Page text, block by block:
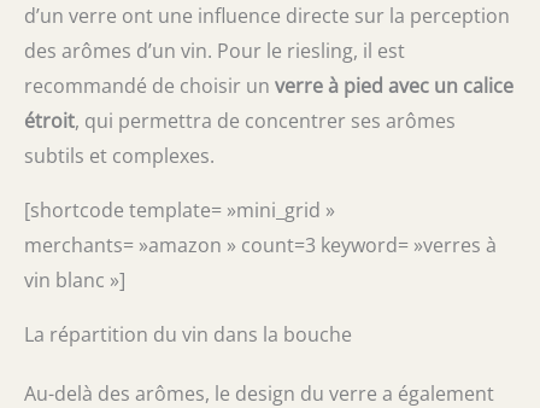
d’un verre ont une influence directe sur la perception
des arômes d’un vin. Pour le riesling, il est
recommandé de choisir un verre à pied avec un calice
étroit, qui permettra de concentrer ses arômes
subtils et complexes.
[shortcode template= »mini_grid »
merchants= »amazon » count=3 keyword= »verres à
vin blanc »]
La répartition du vin dans la bouche
Au-delà des arômes, le design du verre a également